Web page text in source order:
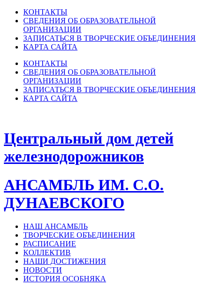
КОНТАКТЫ
СВЕДЕНИЯ ОБ ОБРАЗОВАТЕЛЬНОЙ
ОРГАНИЗАЦИИ
ЗАПИСАТЬСЯ В ТВОРЧЕСКИЕ ОБЪЕДИНЕНИЯ
КАРТА САЙТА
КОНТАКТЫ
СВЕДЕНИЯ ОБ ОБРАЗОВАТЕЛЬНОЙ
ОРГАНИЗАЦИИ
ЗАПИСАТЬСЯ В ТВОРЧЕСКИЕ ОБЪЕДИНЕНИЯ
КАРТА САЙТА
Центральный дом детей
железнодорожников
АНСАМБЛЬ ИМ. С.О.
ДУНАЕВСКОГО
НАШ АНСАМБЛЬ
ТВОРЧЕСКИЕ ОБЪЕДИНЕНИЯ
РАСПИСАНИЕ
КОЛЛЕКТИВ
НАШИ ДОСТИЖЕНИЯ
НОВОСТИ
ИСТОРИЯ ОСОБНЯКА